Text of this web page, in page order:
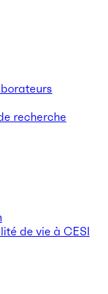
recherche
de vie à CESI